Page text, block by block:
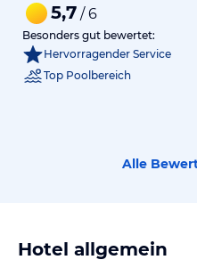
5,7 / 6
Besonders gut bewertet:
Hervorragender Service
Top Poolbereich
Alle
Hotel allgemein